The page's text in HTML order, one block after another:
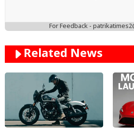
For Feedback -
Related News